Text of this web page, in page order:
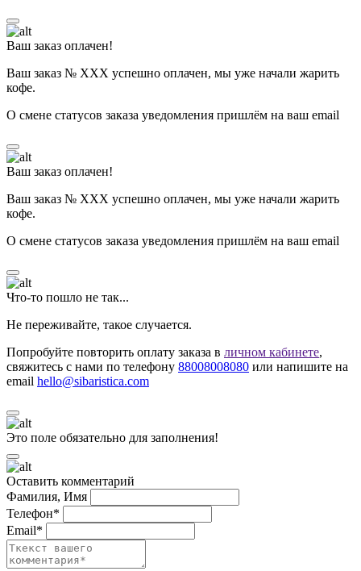
Ваш заказ оплачен!
Ваш заказ № ХХХ успешно оплачен, мы уже начали жарить
кофе.
О смене статусов заказа уведомления пришлём на ваш email
Ваш заказ оплачен!
Ваш заказ № ХХХ успешно оплачен, мы уже начали жарить
кофе.
О смене статусов заказа уведомления пришлём на ваш email
Что-то пошло не так...
Не переживайте, такое случается.
Попробуйте повторить оплату заказа в личном кабинете,
свяжитесь с нами по телефону 88008008080 или напишите на
email hello@sibaristica.com
Это поле обязательно для заполнения!
Оставить комментарий
Фамилия, Имя
Телефон*
Email*